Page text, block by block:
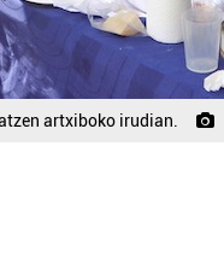
artxiboko irudian.